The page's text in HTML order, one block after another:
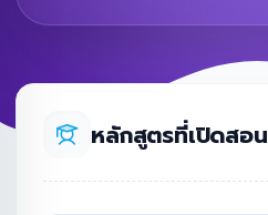
หลักสูตรที่เปิดสอน